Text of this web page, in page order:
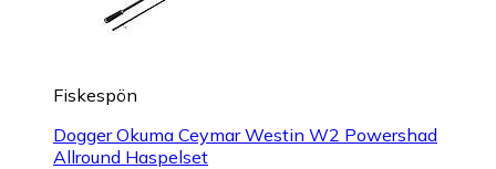
Fiskespön
Dogger Okuma Ceymar Westin W2 Powershad
Allround Haspelset